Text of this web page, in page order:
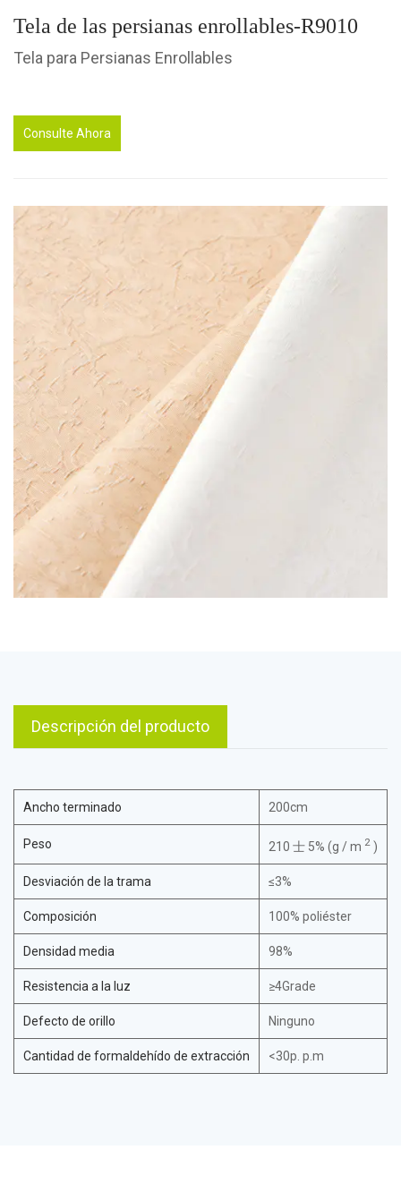
Tela de las persianas enrollables-R9010
Tela para Persianas Enrollables
Consulte Ahora
Descripción del producto
Ancho terminado 200cm
Peso 210 士 5% (g / m 2 )
Desviación de la trama ≤3%
Composición 100% poliéster
Densidad media 98%
Resistencia a la luz ≥4Grade
Defecto de orillo Ninguno
Cantidad de formaldehído de extracción <30p. p.m